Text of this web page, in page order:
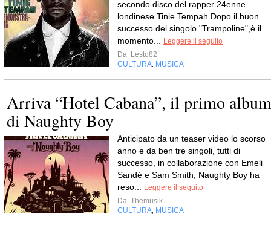
secondo disco del rapper 24enne
londinese Tinie Tempah.Dopo il buon
successo del singolo "Trampoline",è il
momento...
Leggere il seguito
Da Lesto82
CULTURA MUSICA
Arriva “Hotel Cabana”, il primo album
di Naughty Boy
Anticipato da un teaser video lo scorso
anno e da ben tre singoli, tutti di
successo, in collaborazione con Emeli
Sandé e Sam Smith, Naughty Boy ha
reso...
Leggere il seguito
Da Themusik
CULTURA MUSICA